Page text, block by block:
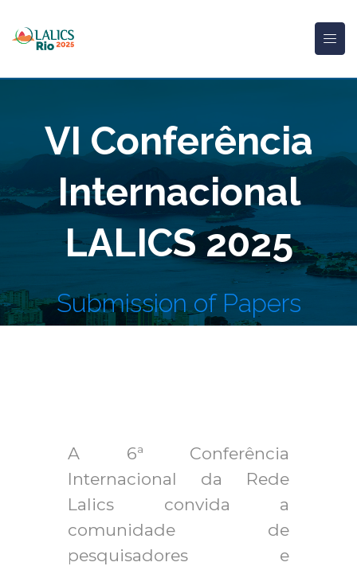
VI Conferência
Internacional
LALICS 2025
Submission of Papers
A 6ª Conferência
Internacional da Rede
Lalics convida a
comunidade de
pesquisadores e